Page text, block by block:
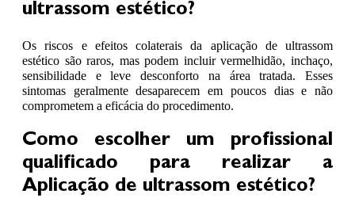
ultrassom estético?
Os riscos e efeitos colaterais da aplicação de ultrassom
estético são raros, mas podem incluir vermelhidão, inchaço,
sensibilidade e leve desconforto na área tratada. Esses
sintomas geralmente desaparecem em poucos dias e não
comprometem a eficácia do procedimento.
Como escolher um profissional
qualificado para realizar a
Aplicação de ultrassom estético?